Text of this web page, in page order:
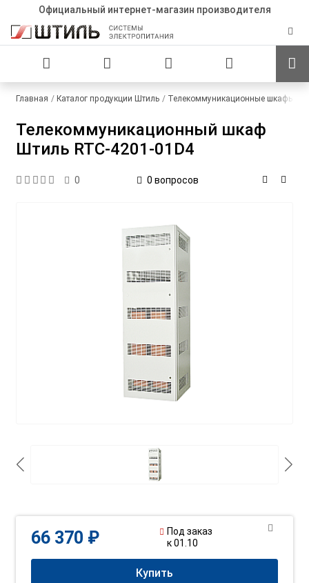
Официальный интернет-магазин производителя
Главная Каталог продукции Штиль Телекоммуникационные шкафы
Телекоммуникационный шкаф
Штиль RTC-4201-01D4
0 0 вопросов
66 370 ₽
Под заказ
к 01.10
Купить